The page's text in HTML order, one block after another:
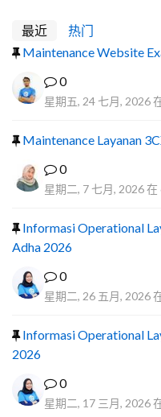
最近
热门
Maintenance Website
0
星期五, 24 七月, 2026
Maintenance Layanan
0
星期二, 7 七月, 2026 在
Informasi Operational
Adha 2026
0
星期二, 26 五月, 2026
Informasi Operational
2026
0
星期二, 17 三月, 2026